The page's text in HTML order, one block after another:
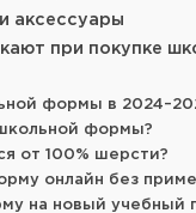
аксессуары
при покупке
формы в
формы?
от 100% шерсти?
онлайн без
на новый учебный